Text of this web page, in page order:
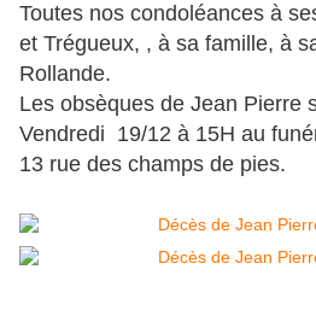
Toutes nos condoléances à
et Trégueux, , à sa famille, à
Rollande.
Les obsèques de Jean Pierre
Vendredi 19/12 à 15H au
13 rue des champs de pies.